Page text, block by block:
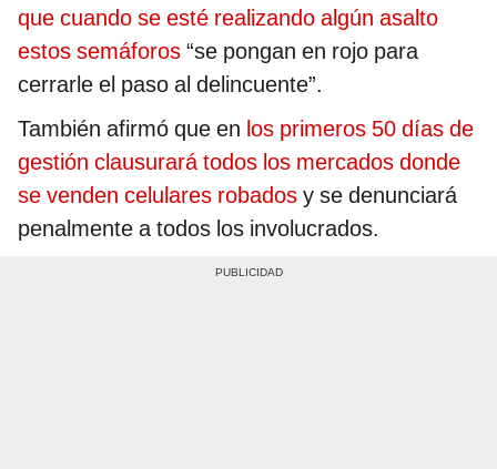
que cuando se esté realizando algún asalto
estos semáforos “se pongan en rojo para
cerrarle el paso al delincuente”.
También afirmó que en los primeros 50 días de
gestión clausurará todos los mercados donde
se venden celulares robados y se denunciará
penalmente a todos los involucrados.